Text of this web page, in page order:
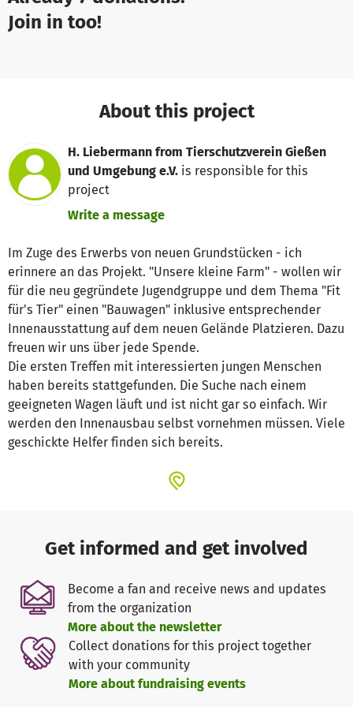
Join in too!
About this project
H. Liebermann from Tierschutzverein Gießen
und Umgebung e.V. is responsible for this
project
Write a message
Im Zuge des Erwerbs von neuen Grundstücken - ich
erinnere an das Projekt. "Unsere kleine Farm" - wollen wir
für die neu gegründete Jugendgruppe und dem Thema "Fit
für's Tier" einen "Bauwagen" inklusive entsprechender
Innenausstattung auf dem neuen Gelände Platzieren. Dazu
freuen wir uns über jede Spende.
Die ersten Treffen mit interessierten jungen Menschen
haben bereits stattgefunden. Die Suche nach einem
geeigneten Wagen läuft und ist nicht gar so einfach. Wir
werden den Innenausbau selbst vornehmen müssen. Viele
geschickte Helfer finden sich bereits.
Get informed and get involved
Become a fan and receive news and updates
from the organization
More about the newsletter
Collect donations for this project together
with your community
More about fundraising events